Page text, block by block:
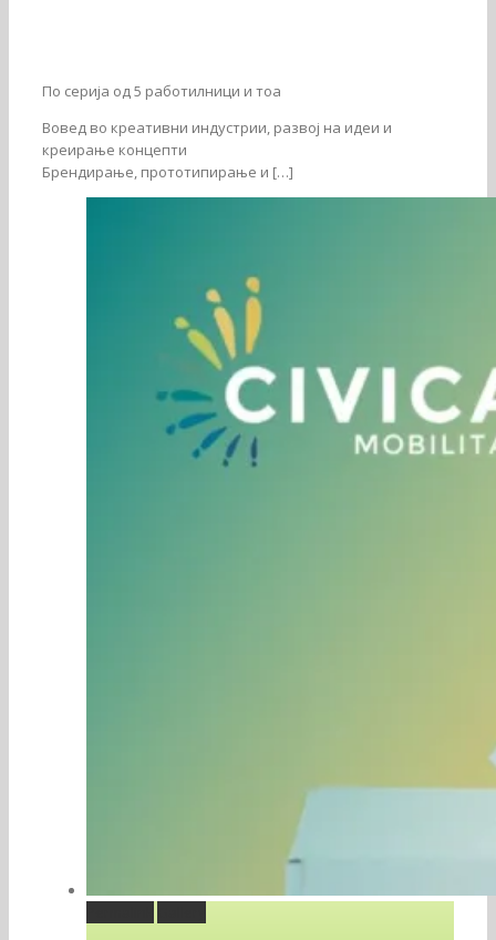
По серија од 5 работилници и тоа
Вовед во креативни индустрии, развој на идеи и
креирање концепти
Брендирање, прототипирање и […]